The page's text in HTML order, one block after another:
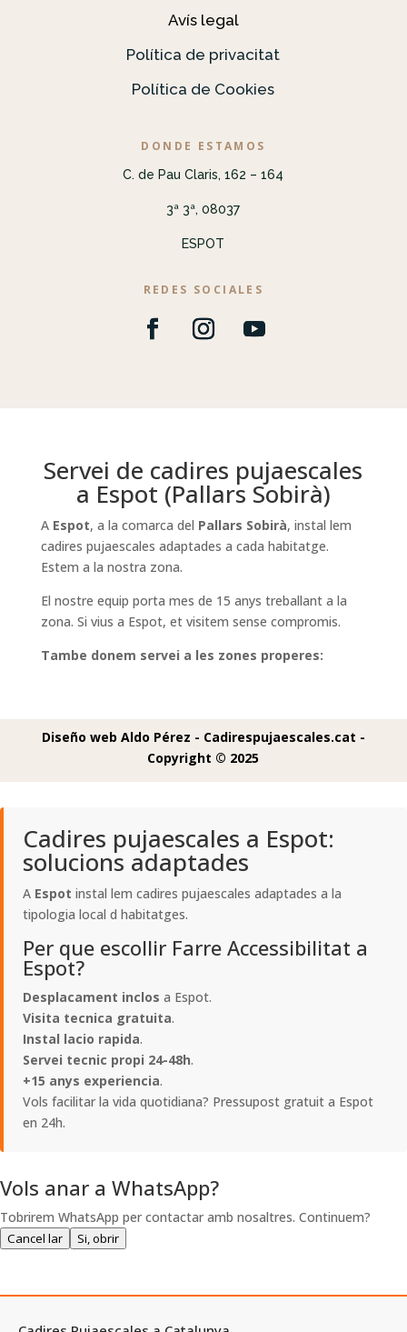
Avís legal
Política de privacitat
Política de Cookies
DONDE ESTAMOS
C. de Pau Claris, 162 – 164
3ª 3ª, 08037
ESPOT
REDES SOCIALES
Servei de cadires pujaescales
a Espot (Pallars Sobirà)
A Espot, a la comarca del Pallars Sobirà, instal lem
cadires pujaescales adaptades a cada habitatge.
Estem a la nostra zona.
El nostre equip porta mes de 15 anys treballant a la
zona. Si vius a Espot, et visitem sense compromis.
Tambe donem servei a les zones properes:
Diseño web Aldo Pérez - Cadirespujaescales.cat -
Copyright © 2025
Cadires pujaescales a Espot:
solucions adaptades
A Espot instal lem cadires pujaescales adaptades a la
tipologia local d habitatges.
Per que escollir Farre Accessibilitat a
Espot?
Desplacament inclos a Espot.
Visita tecnica gratuita.
Instal lacio rapida.
Servei tecnic propi 24-48h.
+15 anys experiencia.
Vols facilitar la vida quotidiana? Pressupost gratuit a Espot
en 24h.
Vols anar a WhatsApp?
Tobrirem WhatsApp per contactar amb nosaltres. Continuem?
Cancel lar Si, obrir